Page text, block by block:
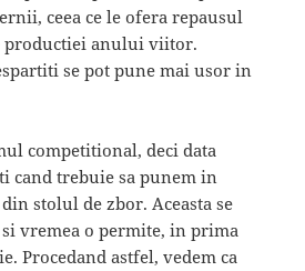
ceea ce le ofera repausul
productiei anului viitor.
se pot pune mai usor in
competitional, deci data
cand trebuie sa punem in
stolul de zbor. Aceasta se
si vremea o permite, in prima
Procedand astfel, vedem ca